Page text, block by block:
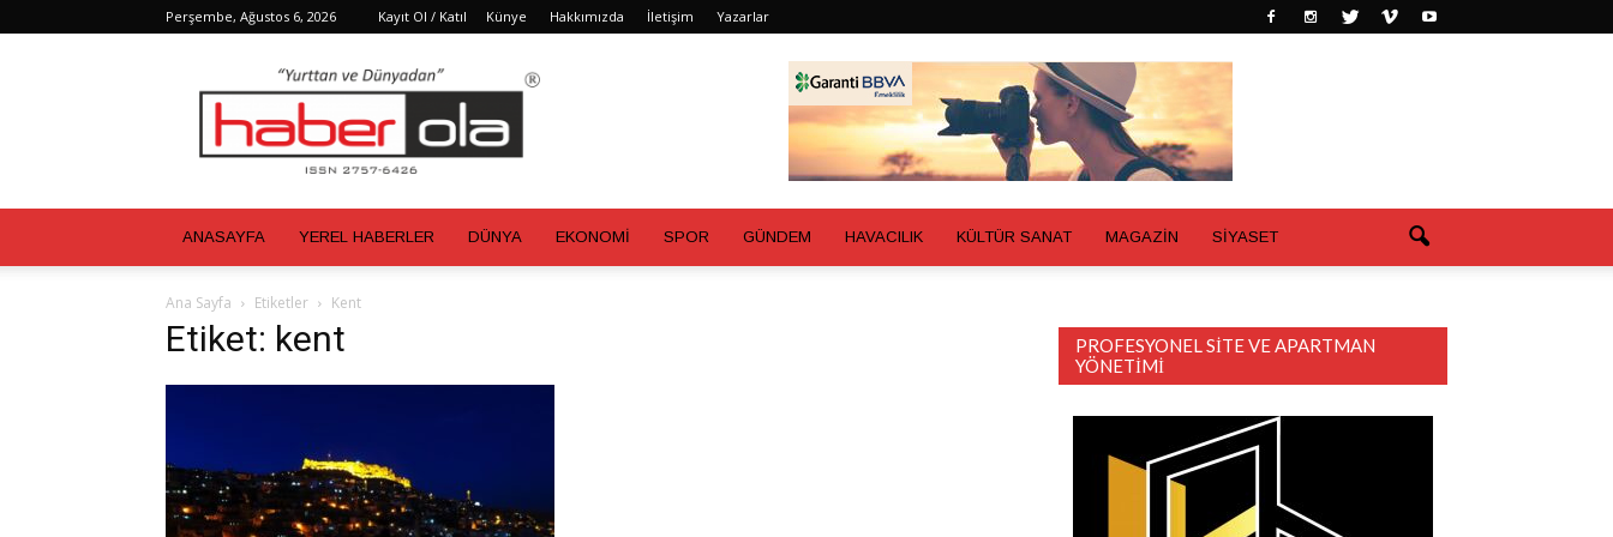
Perşembe, Ağustos 6, 2026 Kayıt Ol / Katıl Künye Hakkımızda İletişim Yazarlar
ANASAYFA YEREL HABERLER DÜNYA EKONOMİ SPOR GÜNDEM HAVACILIK KÜLTÜR SANAT MAGAZİN SİYASET
Ana Sayfa Etiketler Kent
Etiket: kent
PROFESYONEL SITE VE APARTMAN
YÖNETIMI